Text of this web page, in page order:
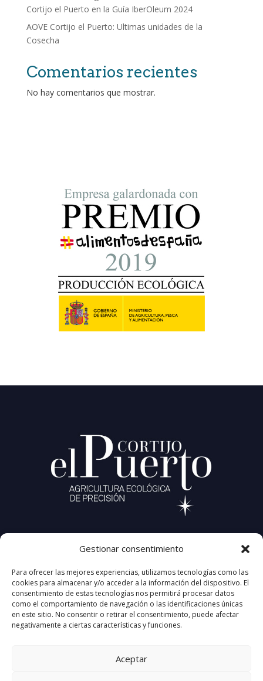
Gestionar consentimiento
Para ofrecer las mejores experiencias, utilizamos tecnologías como las
cookies para almacenar y/o acceder a la información del dispositivo. El
consentimiento de estas tecnologías nos permitirá procesar datos
como el comportamiento de navegación o las identificaciones únicas
en este sitio. No consentir o retirar el consentimiento, puede afectar
negativamente a ciertas características y funciones.
Aceptar
Cortijo el Puerto en la Guía IberOleum 2024
AOVE Cortijo el Puerto: Ultimas unidades de la
Cosecha
Comentarios recientes
No hay comentarios que mostrar.
Carretera A-456, KM 18.6
+34 677 95 32 64
info@cortijoelpuerto.com